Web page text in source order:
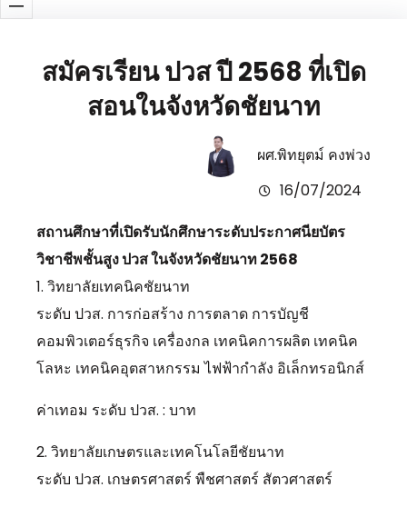
สมัครเรียน ปวส ปี 2568 ที่เปิด
สอนในจังหวัดชัยนาท
ผศ.พิทยุตม์ คงพ่วง
16/07/2024
สถานศึกษาที่เปิดรับนักศึกษาระดับประกาศนียบัตร
วิชาชีพชั้นสูง ปวส ในจังหวัดชัยนาท 2568
1. วิทยาลัยเทคนิคชัยนาท
ระดับ ปวส. การก่อสร้าง การตลาด การบัญชี
คอมพิวเตอร์ธุรกิจ เครื่องกล เทคนิคการผลิต เทคนิค
โลหะ เทคนิคอุตสาหกรรม ไฟฟ้ากำลัง อิเล็กทรอนิกส์
ค่าเทอม ระดับ ปวส. : บาท
2. วิทยาลัยเกษตรและเทคโนโลยีชัยนาท
ระดับ ปวส. เกษตรศาสตร์ พืชศาสตร์ สัตวศาสตร์